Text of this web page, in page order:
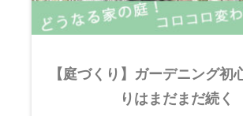
【庭づくり】ガーデニング初
りはまだまだ続く